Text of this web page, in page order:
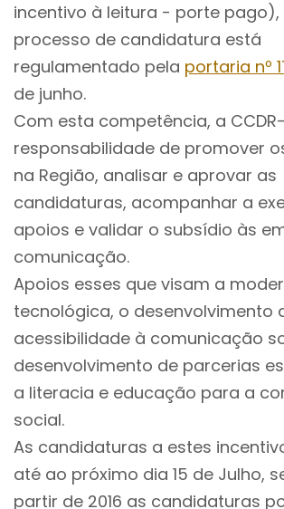
incentivo à leitura - porte pago),
processo de candidatura está
regulamentado pela portaria nº
de junho.
Com esta competência, a
responsabilidade de promover
na Região, analisar e aprovar as
candidaturas, acompanhar a
apoios e validar o subsídio às
comunicação.
Apoios esses que visam a
tecnológica, o desenvolvimento
acessibilidade à comunicação
desenvolvimento de parcerias
a literacia e educação para a
social.
As candidaturas a estes
até ao próximo dia 15 de Julho,
partir de 2016 as candidaturas